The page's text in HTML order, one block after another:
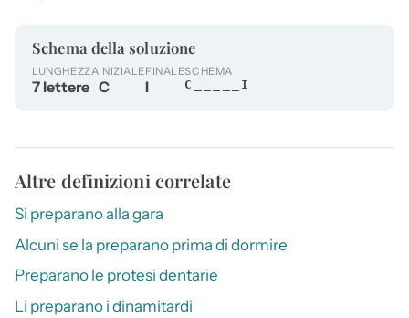
Schema della soluzione
LUNGHEZZA
7 lettere
INIZIALE
C
FINALE
I
SCHEMA
C_____I
Altre definizioni correlate
Si preparano alla gara
Alcuni se la preparano prima di dormire
Preparano le protesi dentarie
Li preparano i dinamitardi